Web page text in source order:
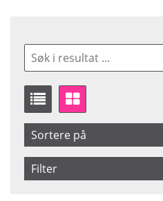
Sortere på
Filter